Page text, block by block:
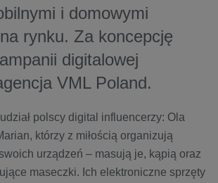
i domowymi
rynku. Za koncepcję
digitalowej
VML Poland.
polscy digital influencerzy: Ola
którzy z miłością organizują
urządzeń – masują je, kąpią oraz
maseczki. Ich elektroniczne sprzęty